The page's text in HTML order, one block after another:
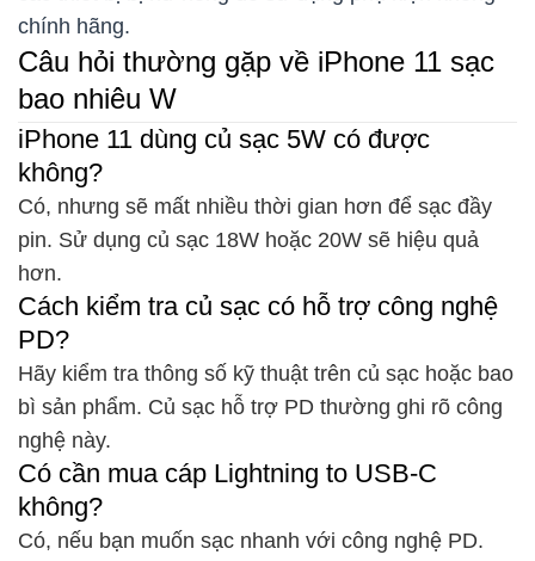
chính hãng.
Câu hỏi thường gặp về iPhone 11 sạc
bao nhiêu W
iPhone 11 dùng củ sạc 5W có được
không?
Có, nhưng sẽ mất nhiều thời gian hơn để sạc đầy
pin. Sử dụng củ sạc 18W hoặc 20W sẽ hiệu quả
hơn.
Cách kiểm tra củ sạc có hỗ trợ công nghệ
PD?
Hãy kiểm tra thông số kỹ thuật trên củ sạc hoặc bao
bì sản phẩm. Củ sạc hỗ trợ PD thường ghi rõ công
nghệ này.
Có cần mua cáp Lightning to USB-C
không?
Có, nếu bạn muốn sạc nhanh với công nghệ PD.